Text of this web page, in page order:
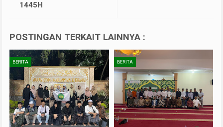
1445H
POSTINGAN TERKAIT LAINNYA :
BERITA BERITA